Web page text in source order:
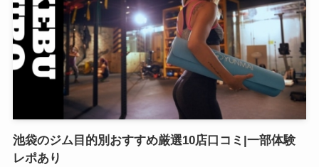
池袋のジム目的別おすすめ厳選10店口コミ|一部体験
レポあり